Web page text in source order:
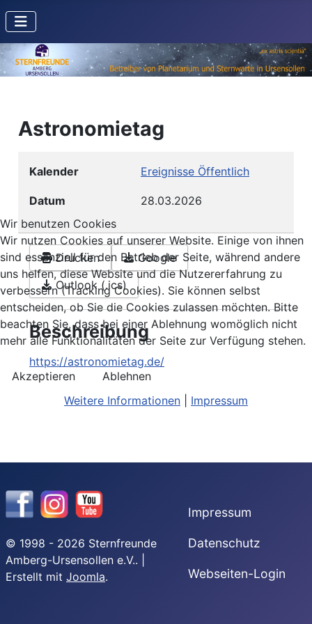
Astronomietag
Kalender Ereignisse Öffentlich
Datum 28.03.2026
Drucken
Google
Outlook (.ics)
Beschreibung
https://astronomietag.de/
© 1998 - 2026 Sternfreunde
Amberg-Ursensollen e.V.. |
Erstellt mit Joomla.
Impressum
Datenschutz
Webseiten-Login
Wir benutzen Cookies
Wir nutzen Cookies auf unserer Website. Einige von ihnen
sind essenziell für den Betrieb der Seite, während andere
uns helfen, diese Website und die Nutzererfahrung zu
verbessern (Tracking Cookies). Sie können selbst
entscheiden, ob Sie die Cookies zulassen möchten. Bitte
beachten Sie, dass bei einer Ablehnung womöglich nicht
mehr alle Funktionalitäten der Seite zur Verfügung stehen.
Akzeptieren
Ablehnen
Weitere Informationen
Impressum